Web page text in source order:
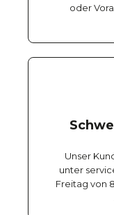
oder
Unser
unter
Freitag von